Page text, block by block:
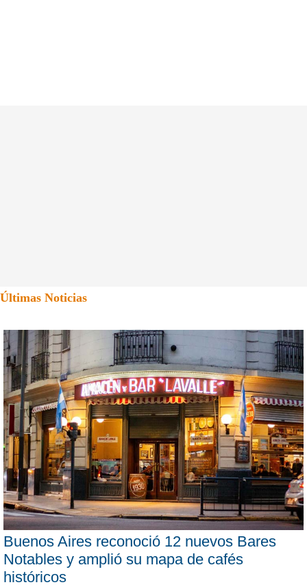
Últimas Noticias
Buenos Aires reconoció 12 nuevos Bares
Notables y amplió su mapa de cafés
históricos